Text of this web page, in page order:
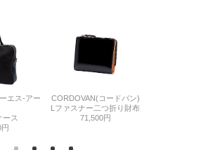
エス-アー
ース
CORDOVAN(コードバン)
Lファスナー二つ折り財布
71,500円